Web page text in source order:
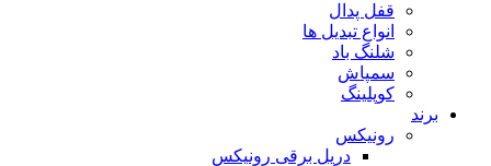
قفل پدال
انواع تبدیل ها
شلنگ باد
سمپاش
کوپلینگ
برند
رونیکس
دریل برقی رونیکس